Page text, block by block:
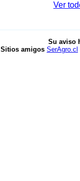
Ver
Su aviso
Sitios amigos SerAgro.cl